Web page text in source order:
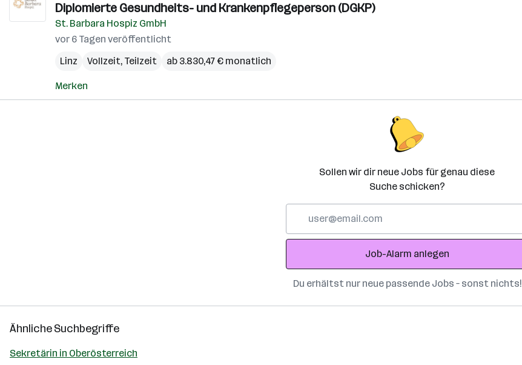
Diplomierte Gesundheits- und Krankenpflegeperson (DGKP)
St. Barbara Hospiz GmbH
vor 6 Tagen veröffentlicht
Linz
Vollzeit, Teilzeit ab 3.830,47 € monatlich
Merken
Sollen wir dir neue Jobs für genau diese
Suche schicken?
Adresse
Job-Alarm anlegen
Du erhältst nur neue passende Jobs – sonst nichts!
Ähnliche Suchbegriffe
Sekretärin in Oberösterreich